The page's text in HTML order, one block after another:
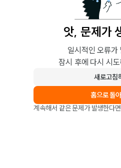
앗, 문제가
일시적인 오류가
잠시 후에 다시 시
새로고침
홈으로 돌
계속해서 같은 문제가 발생한다면